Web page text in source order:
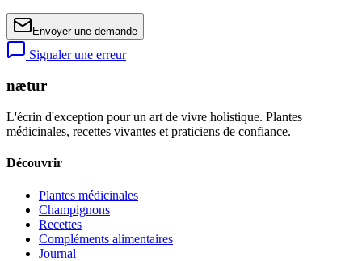
Envoyer une demande
Signaler une erreur
nætur
L'écrin d'exception pour un art de vivre holistique. Plantes
médicinales, recettes vivantes et praticiens de confiance.
Découvrir
Plantes médicinales
Champignons
Recettes
Compléments alimentaires
Journal